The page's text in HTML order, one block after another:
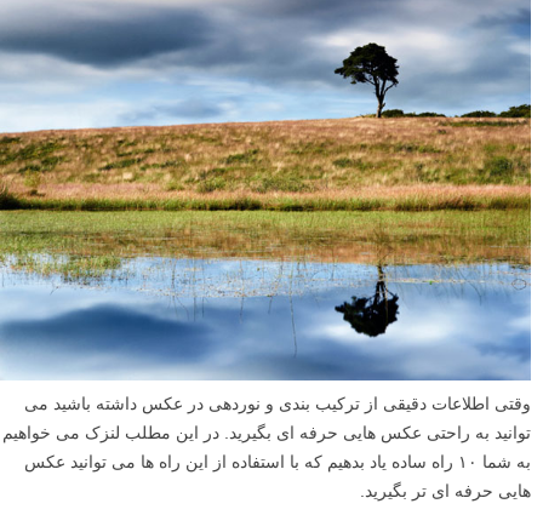
وقتی اطلاعات دقیقی از ترکیب بندی و نوردهی در عکس داشته باشید می
توانید به راحتی عکس هایی حرفه ای بگیرید. در این مطلب لنزک می خواهیم
به شما ۱۰ راه ساده یاد بدهیم که با استفاده از این راه ها می توانید عکس
هایی حرفه ای تر بگیرید.